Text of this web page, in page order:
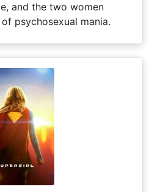
and the two women
psychosexual mania.